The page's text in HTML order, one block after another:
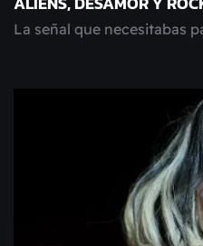
La señal que necesitabas